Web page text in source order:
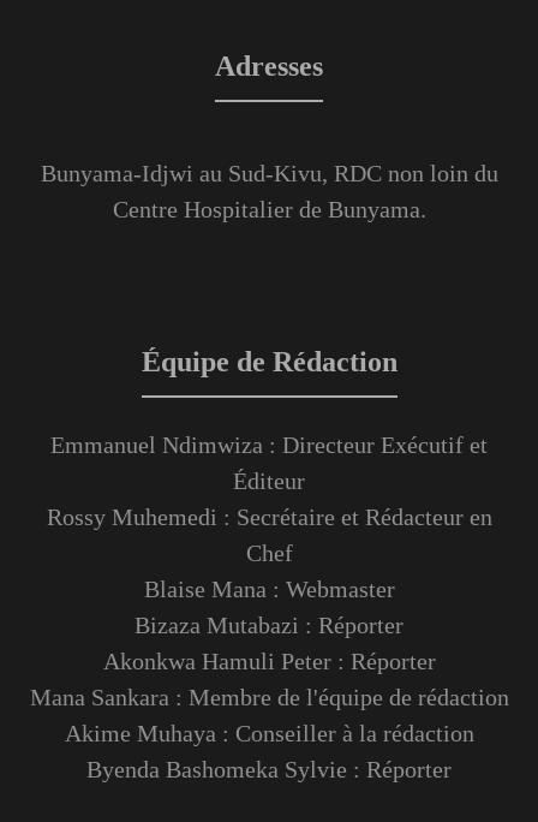
Adresses
Bunyama-Idjwi au Sud-Kivu, RDC non loin du
Centre Hospitalier de Bunyama.
Équipe de Rédaction
Emmanuel Ndimwiza : Directeur Exécutif et
Éditeur
Rossy Muhemedi : Secrétaire et Rédacteur en
Chef
Blaise Mana : Webmaster
Bizaza Mutabazi : Réporter
Akonkwa Hamuli Peter : Réporter
Mana Sankara : Membre de l'équipe de rédaction
Akime Muhaya : Conseiller à la rédaction
Byenda Bashomeka Sylvie : Réporter